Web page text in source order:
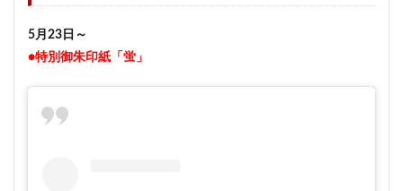
5月23日～
●特別御朱印紙「蛍」